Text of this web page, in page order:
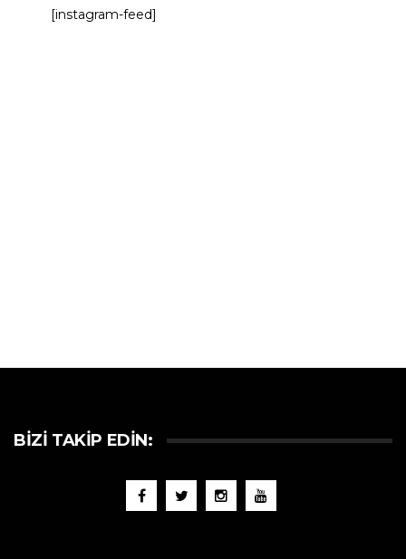
[instagram-feed]
BIZI TAKIP EDIN: